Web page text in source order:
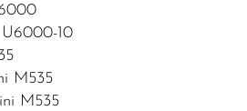
U6000-10
M535
M535